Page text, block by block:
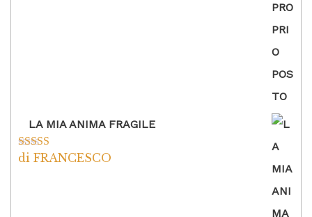
LA MIA ANIMA FRAGILE
Valutato5su
di FRANCESCO